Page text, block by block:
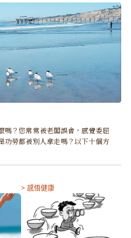
嗎？您常常被老闆誤會，感覺委屈
功勞都被別人拿走嗎？以下十個方
> 感悟健康